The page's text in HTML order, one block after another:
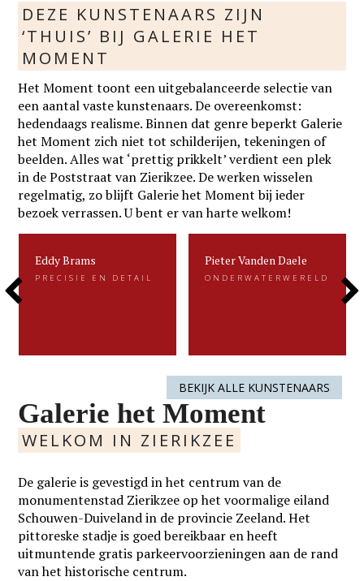
DEZE KUNSTENAARS ZIJN
‘THUIS’ BIJ GALERIE HET
MOMENT
Het Moment toont een uitgebalanceerde selectie van
een aantal vaste kunstenaars. De overeenkomst:
hedendaags realisme. Binnen dat genre beperkt Galerie
het Moment zich niet tot schilderijen, tekeningen of
beelden. Alles wat ‘prettig prikkelt’ verdient een plek
in de Poststraat van Zierikzee. De werken wisselen
regelmatig, zo blijft Galerie het Moment bij ieder
bezoek verrassen. U bent er van harte welkom!
Eddy Brams
PRECISIE EN DETAIL
Pieter Vanden Daele
ONDERWATERWERELD
Pieter Vanden Daele
Next
BEKIJK ALLE KUNSTENAARS
Galerie het Moment
WELKOM IN ZIERIKZEE
De galerie is gevestigd in het centrum van de
monumentenstad Zierikzee op het voormalige eiland
Schouwen-Duiveland in de provincie Zeeland. Het
pittoreske stadje is goed bereikbaar en heeft
uitmuntende gratis parkeervoorzieningen aan de rand
van het historische centrum.